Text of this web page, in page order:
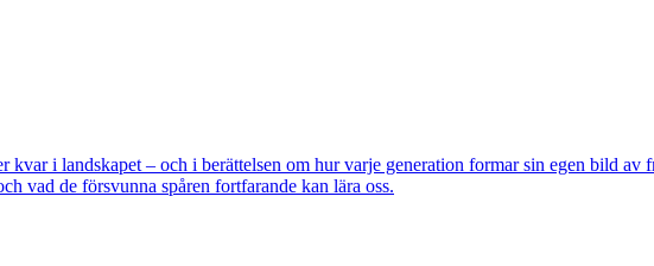
kvar i landskapet – och i berättelsen om hur varje generation formar sin egen bild
vad de försvunna spåren fortfarande kan lära oss.